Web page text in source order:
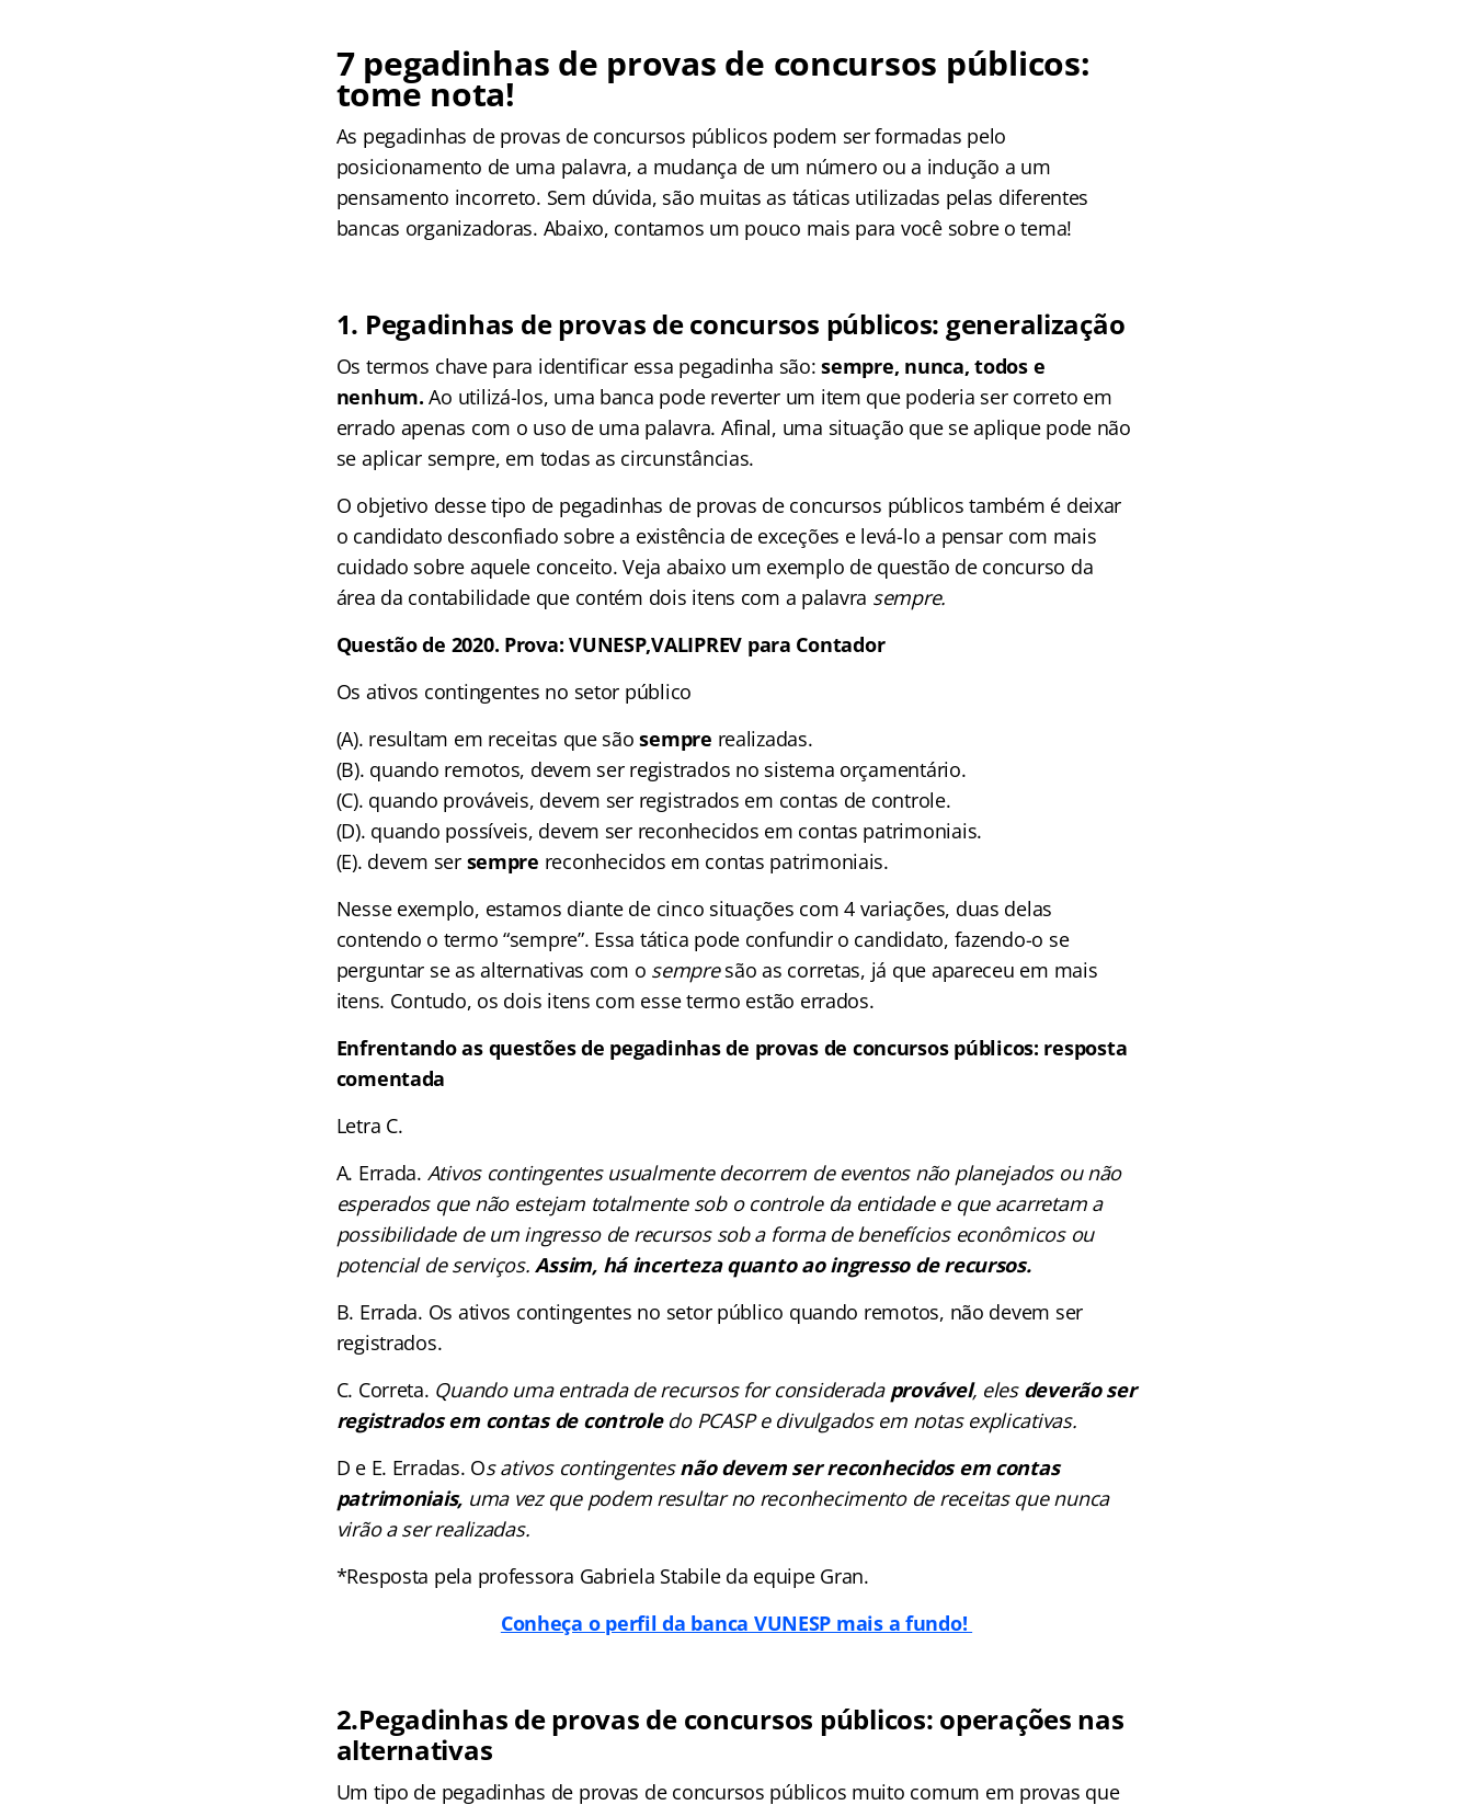
7 pegadinhas de provas de concursos públicos:
tome nota!
As pegadinhas de provas de concursos públicos podem ser formadas pelo
posicionamento de uma palavra, a mudança de um número ou a indução a um
pensamento incorreto. Sem dúvida, são muitas as táticas utilizadas pelas diferentes
bancas organizadoras. Abaixo, contamos um pouco mais para você sobre o tema!
1. Pegadinhas de provas de concursos públicos: generalização
Os termos chave para identificar essa pegadinha são:sempre, nunca, todos e
nenhum.Ao utilizá-los, uma banca pode reverter um item que poderia ser correto em
errado apenas com o uso de uma palavra. Afinal, uma situação que se aplique pode não
se aplicar sempre, em todas as circunstâncias.
O objetivo desse tipo de pegadinhas de provas de concursos públicos também é deixar
o candidato desconfiado sobre a existência de exceções e levá-lo a pensar com mais
cuidado sobre aquele conceito. Veja abaixo um exemplo de questão de concurso da
área da contabilidade que contém dois itens com a palavra sempre.
Questão de 2020. Prova: VUNESP,VALIPREV para Contador
Os ativos contingentes no setor público
(A). resultam em receitas que sãosempre realizadas.
(B). quando remotos, devem ser registrados no sistema orçamentário.
(C). quando prováveis, devem ser registrados em contas de controle.
(D). quando possíveis, devem ser reconhecidos em contas patrimoniais.
(E). devem ser sempre reconhecidos em contas patrimoniais.
Nesse exemplo, estamos diante de cinco situações com 4 variações, duas delas
contendo o termo “sempre”. Essa tática pode confundir o candidato, fazendo-o se
perguntar se as alternativas com o sempresão as corretas, já que apareceu em mais
itens. Contudo, os dois itens com esse termo estão errados.
Enfrentando as questões de pegadinhas de provas de concursos públicos: resposta
comentada
Letra C.
A. Errada. Ativos contingentes usualmente decorrem de eventos não planejados ou não
esperados que não estejam totalmente sob o controle da entidade e que acarretam a
possibilidade de um ingresso de recursos sob a forma de benefícios econômicos ou
potencial de serviços.Assim, há incerteza quanto ao ingresso de recursos.
B. Errada. Os ativos contingentes no setor público quando remotos, não devem ser
registrados.
C. Correta. Quando uma entrada de recursos for considerada provável, eles deverão ser
registrados em contas de controle do PCASP e divulgados em notas explicativas.
D e E. Erradas. Os ativos contingentesnão devem ser reconhecidos em contas
patrimoniais, uma vez que podem resultar no reconhecimento de receitas que nunca
virão a ser realizadas.
*Resposta pela professora Gabriela Stabile da equipe Gran.
Conheça o perfil da banca VUNESP mais a fundo!
2.Pegadinhas de provas de concursos públicos: operações nas
alternativas
Um tipo de pegadinhas de provas de concursos públicos muito comum em provas que